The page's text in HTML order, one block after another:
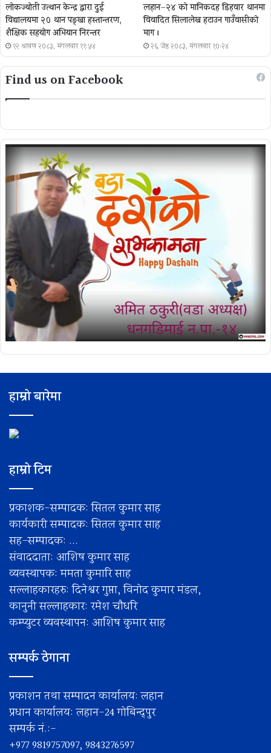
लोकज्योती उत्थान केन्द्र द्वारा दुई
विद्यालयमा २० थान पङ्खा हस्तान्तरण,
शैक्षिक सहयोग अभियान निरन्तर
१२ श्रावण २०८३, मंगलवार ११:५४
लहान–२४ को मानिकदह डिहवार थानमा
विवादित सिलालेख हटाउन गाउँवासीको
माग ।
२६ जेष्ठ २०८३, मंगलवार १०:२४
Find us on Facebook
हाम्रो बारेमा
हाम्रो टिम
प्रकाशक-सम्पादक: सितल कुमार साह
कार्यकारी सम्पादक: सितल कुमार साह
सह–सम्पादक: ...
संवाददाता: आशिष कुमार साह
व्यवस्थापक: ममता कुमारि साह
सल्लाहकारहरु: दिनेश्वर गुप्ता, विनोद कुमार मंडल,
कानुनी सल्लाहकार: रमेश चाैधरि
कम्प्युटर व्यवस्थापन: आशिष कुमार साह
सम्पर्क ठेगाना
प्रकाशन तथा सम्पादन कार्यालय: लहान
प्रधान कार्यालय: लहान-24 गोबिन्द्पुर
सम्पर्क नं.:-
+977 9819757097, 9843276597